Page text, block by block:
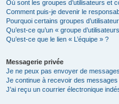
Où sont les groupes d’utilisateurs et
Comment puis-je devenir le
Pourquoi certains groupes
Qu’est-ce qu’un « groupe
Qu’est-ce que le lien « L’équipe » ?
Messagerie privée
Je ne peux pas envoyer de
Je continue à recevoir des
J’ai reçu un courrier électronique